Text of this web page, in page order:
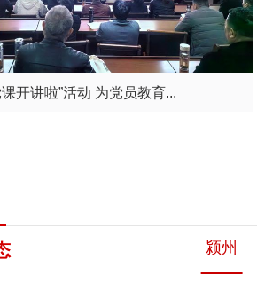
开讲啦”活动 为党员教育...
颍州